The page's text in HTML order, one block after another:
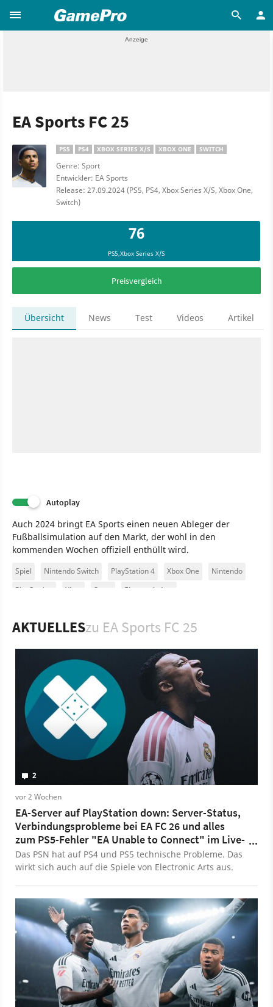
EA Sports FC 25
PS5 PS4 XBOX SERIES X/S XBOX ONE SWITCH
Genre: Sport
Entwickler: EA Sports
Release: 27.09.2024 (PS5, PS4, Xbox Series X/S, Xbox One,
Switch)
76
PS5,Xbox Series X/S
Preisvergleich
Übersicht News Test Videos Artikel
Autoplay
Auch 2024 bringt EA Sports einen neuen Ableger der
Fußballsimulation auf den Markt, der wohl in den
kommenden Wochen offiziell enthüllt wird.
Spiel Nintendo Switch PlayStation 4 Xbox One
Nintendo
PlayStation
Xbox Sport Electronic Arts
AKTUELLESzu EA Sports FC 25
2
vor 2 Wochen
EA-Server auf PlayStation down: Server-Status,
Verbindungsprobleme bei EA FC 26 und alles
zum PS5-Fehler "EA Unable to Connect" im Live-
Ticker
Das PSN hat auf PS4 und PS5 technische Probleme. Das
wirkt sich auch auf die Spiele von Electronic Arts aus.